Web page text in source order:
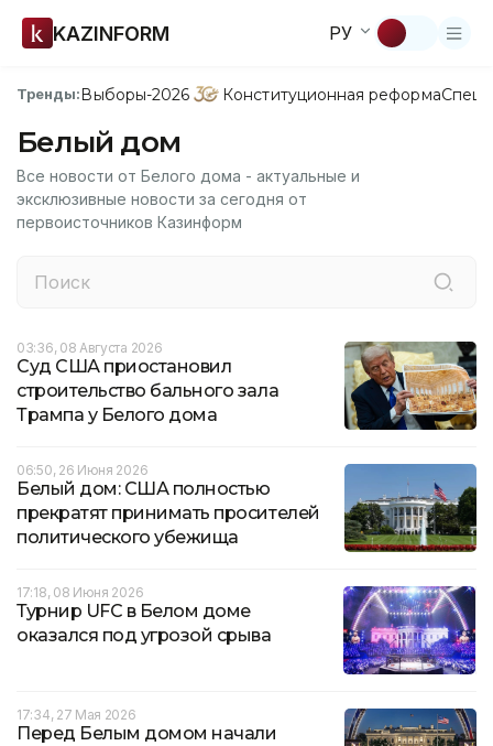
KAZINFORM РУ
Тренды:Выборы-2026 Конституционная реформа
Белый дом
Все новости от Белого дома - актуальные и
эксклюзивные новости за сегодня от
первоисточников Казинформ
03:36, 08 Августа 2026
Суд США приостановил
строительство бального зала
Трампа у Белого дома
06:50, 26 Июня 2026
Белый дом: США полностью
прекратят принимать просителей
политического убежища
17:18, 08 Июня 2026
Турнир UFC в Белом доме
оказался под угрозой срыва
17:34, 27 Мая 2026
Перед Белым домом начали